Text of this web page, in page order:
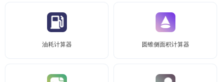
油耗计算器 圆锥侧面积计算器